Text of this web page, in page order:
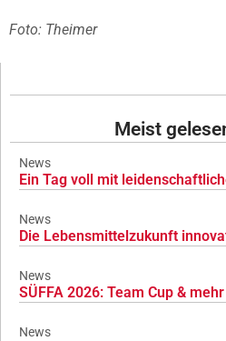
Foto: Theimer
Meist
News
Ein Tag voll mit
News
Die Lebensmittelzukunft
News
SÜFFA 2026: Team Cup & mehr
News